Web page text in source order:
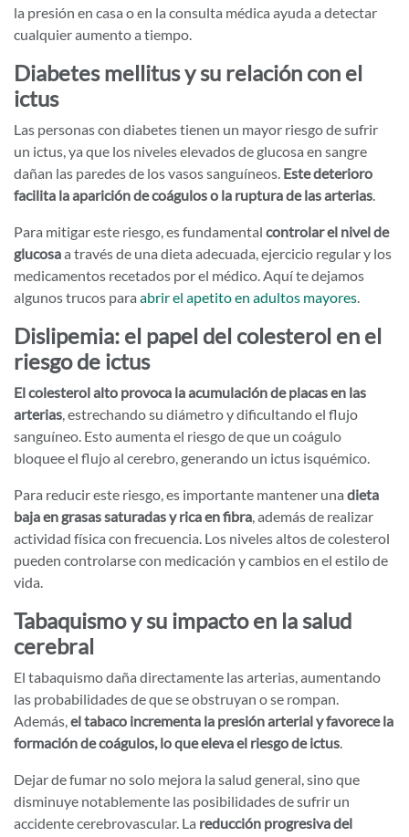
la presión en casa o en la consulta médica ayuda a detectar
cualquier aumento a tiempo.
Diabetes mellitus y su relación con el
ictus
Las personas con diabetes tienen un mayor riesgo de sufrir
un ictus, ya que los niveles elevados de glucosa en sangre
dañan las paredes de los vasos sanguíneos. Este deterioro
facilita la aparición de coágulos o la ruptura de las arterias
Para mitigar este riesgo, es fundamental controlar el nivel de
glucosaa través de una dieta adecuada, ejercicio regular y los
medicamentos recetados por el médico. Aquí te dejamos
algunos trucos para abrir el apetito en adultos mayores
Dislipemia: el papel del colesterol en el
riesgo de ictus
El colesterol alto provoca la acumulación de placas en las
arterias , estrechando su diámetro y dificultando el flujo
sanguíneo. Esto aumenta el riesgo de que un coágulo
bloquee el flujo al cerebro, generando un ictus isquémico.
Para reducir este riesgo, es importante mantener una dieta
baja en grasas saturadas y rica en fibra , además de realizar
actividad física con frecuencia. Los niveles altos de colesterol
pueden controlarse con medicación y cambios en el estilo de
vida.
Tabaquismo y su impacto en la salud
cerebral
El tabaquismo daña directamente las arterias, aumentando
las probabilidades de que se obstruyan o se rompan.
Además, el tabaco incrementa la presión arterial y favorece la
formación de coágulos, lo que eleva el riesgo de ictus
Dejar de fumar no solo mejora la salud general, sino que
disminuye notablemente las posibilidades de sufrir un
accidente cerebrovascular. La reducción progresiva del